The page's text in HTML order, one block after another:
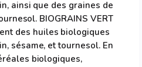
ainsi que des graines de
BIOGRAINS VERT
des huiles biologiques
sésame, et tournesol. En
biologiques,